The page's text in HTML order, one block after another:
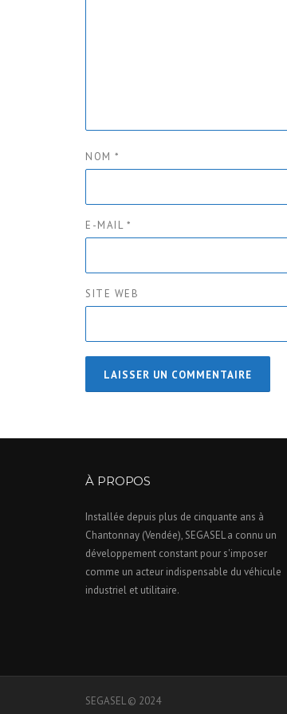
NOM *
E-MAIL *
SITE WEB
À PROPOS
Installée depuis plus de cinquante ans à
Chantonnay (Vendée), SEGASEL a connu un
développement constant pour s'imposer
comme un acteur indispensable du véhicule
industriel et utilitaire.
SEGASEL © 2024